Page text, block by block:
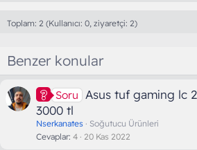
Toplam: 2 (Kullanıcı: 0, ziyaretçi: 2)
Benzer konular
Soru
Asus tuf gaming lc
3000 tl
Nserkanates
Soğutucu Ürünleri
Cevaplar 4 20 Kas 2022